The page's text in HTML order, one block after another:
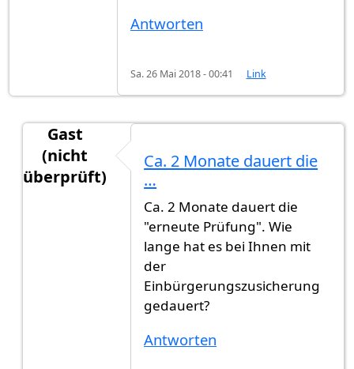
Antworten
Sa. 26 Mai 2018 - 00:41 Link
Gast
(nicht
überprüft)
Ca. 2 Monate dauert die
…
Ca. 2 Monate dauert die
"erneute Prüfung". Wie
lange hat es bei Ihnen mit
der
Einbürgerungszusicherung
gedauert?
Antworten